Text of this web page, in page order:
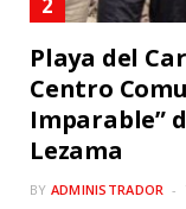
Playa del
Centro
Imparable”
Lezama
BY ADMINISTRADOR